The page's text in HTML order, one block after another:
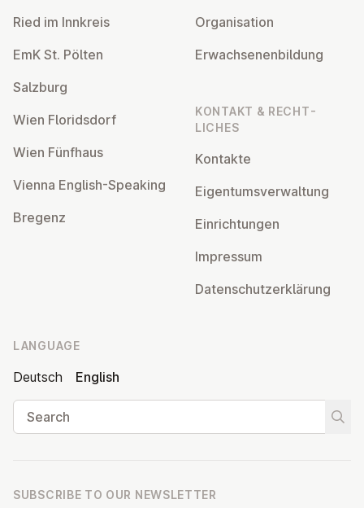
Ried im Innkreis
EmK St. Pölten
Salzburg
Wien Flor­idsdorf
Wien Fünfhaus
Vienna English-Speaking
Bregenz
Or­gan­isa­tion
Er­wach­sen­en­bildung
KONTAKT & RECHT­
LICHES
Kontakte
Ei­gentums­ver­wal­tung
Ein­rich­tun­gen
Impressum
Datens­chutzerklärung
LANGUAGE
Deutsch
English
Search
SUBSCRIBE TO OUR NEWSLETTER